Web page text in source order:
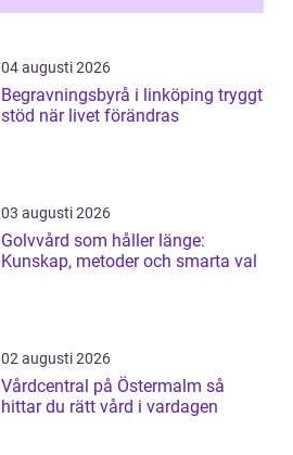
04 augusti 2026
Begravningsbyrå i linköping tryggt
stöd när livet förändras
03 augusti 2026
Golvvård som håller länge:
Kunskap, metoder och smarta val
02 augusti 2026
Vårdcentral på Östermalm så
hittar du rätt vård i vardagen